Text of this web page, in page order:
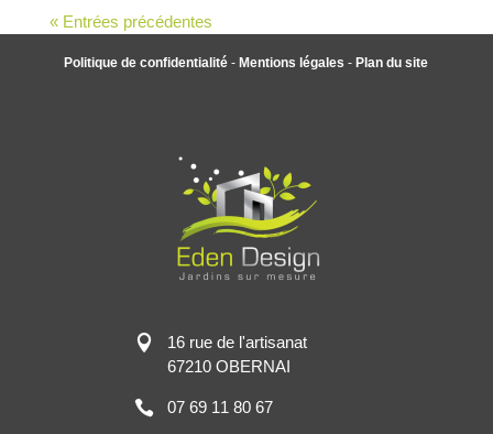
« Entrées précédentes
Politique de confidentialité - Mentions légales - Plan du site
16 rue de l'artisanat
67210 OBERNAI
07 69 11 80 67